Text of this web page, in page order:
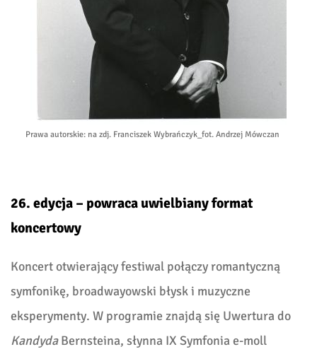
Prawa autorskie: na zdj. Franciszek Wybrańczyk_fot. Andrzej Mówczan
26. edycja – powraca uwielbiany format
koncertowy
Koncert otwierający festiwal połączy romantyczną
symfonikę, broadwayowski błysk i muzyczne
eksperymenty. W programie znajdą się Uwertura do
KandydaBernsteina, słynna IX Symfonia e-moll